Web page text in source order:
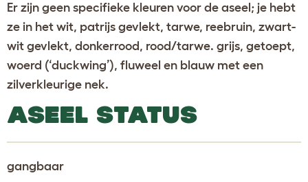
Er zijn geen specifieke kleuren voor de aseel; je hebt
ze in het wit, patrijs gevlekt, tarwe, reebruin, zwart-
wit gevlekt, donkerrood, rood/tarwe. grijs, getoept,
woerd (‘duckwing’), fluweel en blauw met een
zilverkleurige nek.
ASEEL STATUS
gangbaar